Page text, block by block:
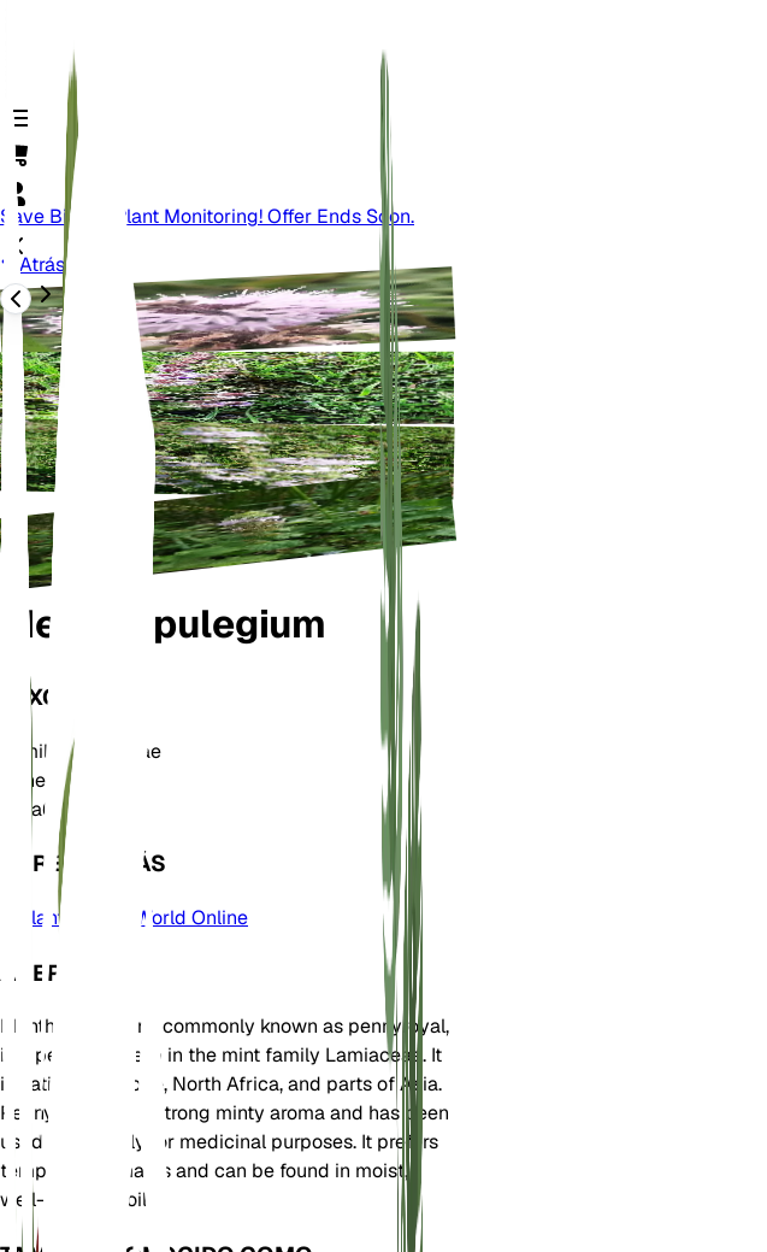
Save Big On Plant Monitoring! Offer Ends Soon.
Atrás
Mentha pulegium
TAXONOMÍA
Familia
Lamiaceae
Género Mentha
Zona6
APRENDE MÁS
Plants of the World Online
ACERCA DE
Mentha pulegium, commonly known as pennyroyal,
is a perennial herb in the mint family Lamiaceae. It
is native to Europe, North Africa, and parts of Asia.
Pennyroyal has a strong minty aroma and has been
used historically for medicinal purposes. It prefers
temperate climates and can be found in moist,
well-drained soils.